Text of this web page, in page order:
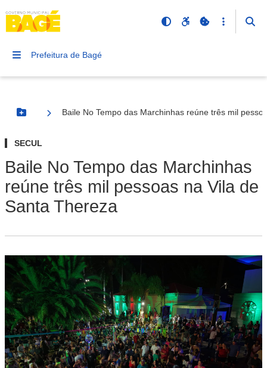
Prefeitura de Bagé
Botão Menu
Baile No Tempo das Marchinhas reúne três mil
SECUL
Baile No Tempo das Marchinhas
reúne três mil pessoas na Vila de
Santa Thereza